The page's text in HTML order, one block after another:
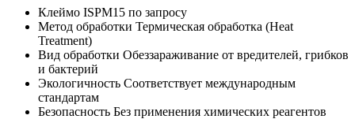
Клеймо ISPM15 по запросу
Метод обработки Термическая обработка (Heat
Treatment)
Вид обработки Обеззараживание от вредителей, грибков
и бактерий
Экологичность Соответствует международным
стандартам
Безопасность Без применения химических реагентов